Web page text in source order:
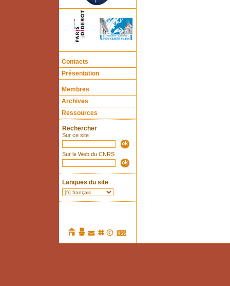
Contacts
Présentation
Membres
Archives
Ressources
Rechercher
Sur ce site
Sur le Web du CNRS
Langues du site